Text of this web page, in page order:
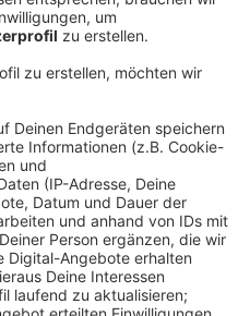
Veranstalter des
die Absage
Termin am 16. und 17.
hoffen aber das
nachholen zu
gültig.
dass es erst im